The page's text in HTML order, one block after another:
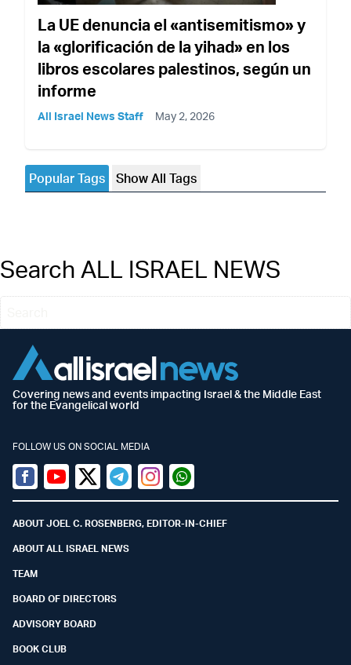
La UE denuncia el «antisemitismo» y
la «glorificación de la yihad» en los
libros escolares palestinos, según un
informe
All Israel News Staff May 2, 2026
Popular Tags Show All Tags
Search ALL ISRAEL NEWS
Covering news and events impacting Israel & the Middle East
for the Evangelical world
FOLLOW US ON SOCIAL MEDIA
Facebook
YoutubeTwitter (X)
TelegramInstagramWhatsapp
ABOUT JOEL C. ROSENBERG, EDITOR-IN-CHIEF
ABOUT ALL ISRAEL NEWS
TEAM
BOARD OF DIRECTORS
ADVISORY BOARD
BOOK CLUB